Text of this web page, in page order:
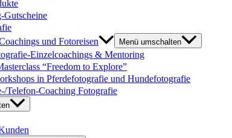
Gutscheine
und Fotoreisen
Menü umschalten
Einzelcoachings & Mentoring
“Freedom to Explore”
in Pferdefotografie und Hundefotografie
Telefon-Coaching Fotografie